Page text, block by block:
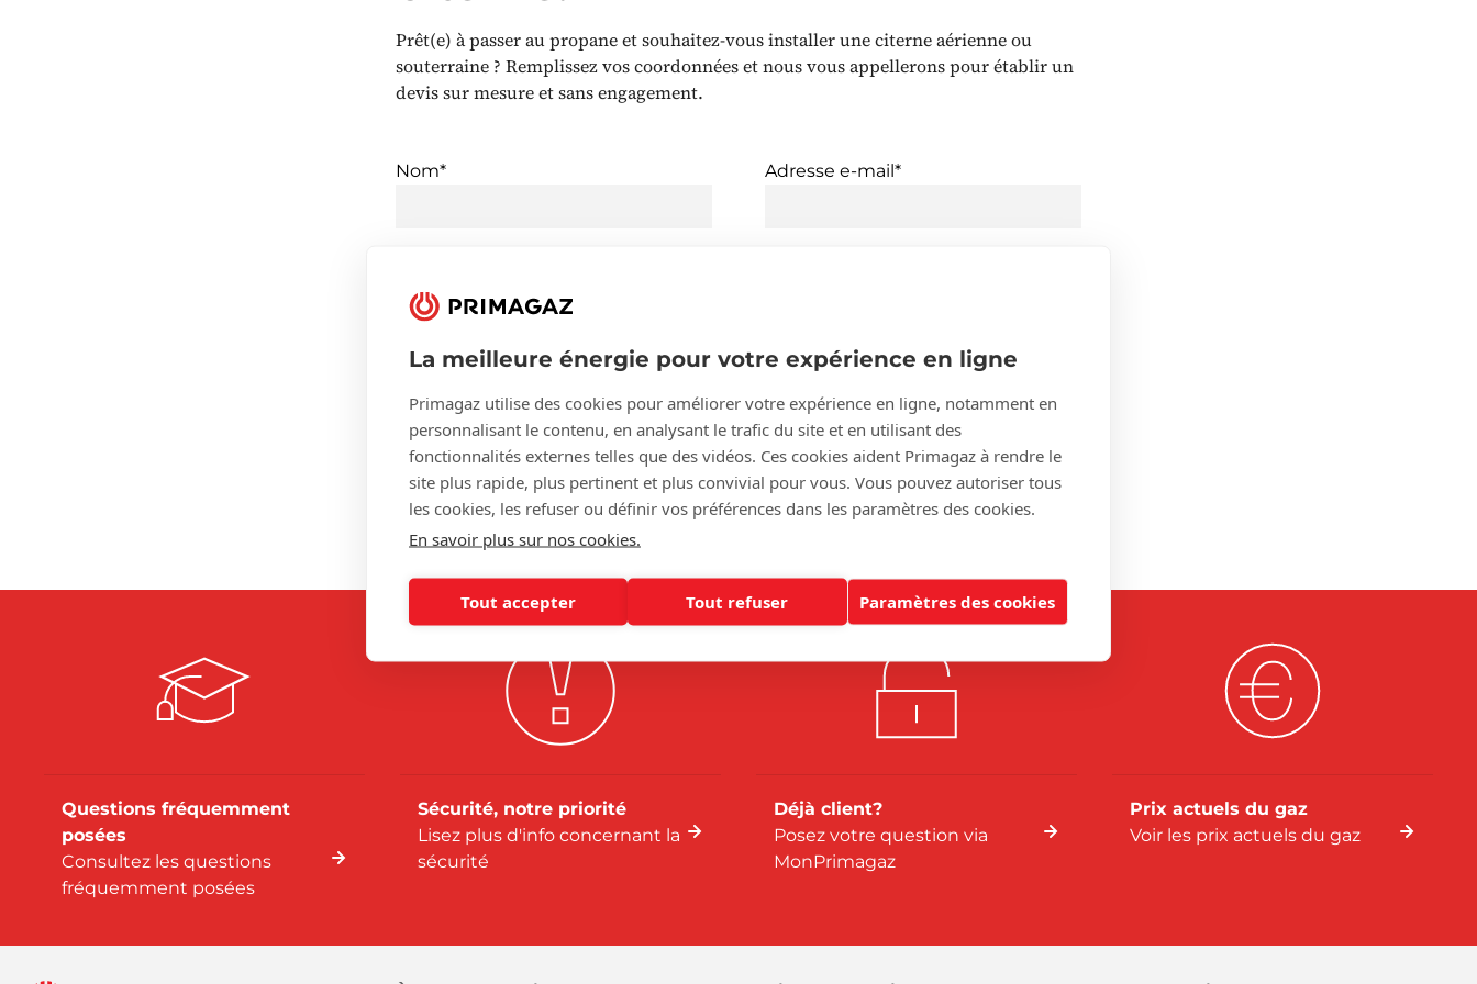
La meilleure énergie pour votre expérience en ligne
Primagaz utilise des cookies pour améliorer votre expérience en ligne, notamment en
personnalisant le contenu, en analysant le trafic du site et en utilisant des
fonctionnalités externes telles que des vidéos. Ces cookies aident Primagaz à rendre le
site plus rapide, plus pertinent et plus convivial pour vous. Vous pouvez autoriser tous
les cookies, les refuser ou définir vos préférences dans les paramètres des cookies.
En savoir plus sur nos cookies.
Tout accepter Tout refuser Paramètres des cookies
Prêt(e) à passer au propane et souhaitez-vous installer une citerne aérienne ou
souterraine ? Remplissez vos coordonnées et nous vous appellerons pour établir un
devis sur mesure et sans engagement.
Nom* Adresse e-mail*
informé(e) des actualités, produits et services intéressants pour
moi.
Contactez Primagaz
Questions fréquemment
posées
Consultez les questions
fréquemment posées
Sécurité, notre priorité
Lisez plus d'info concernant la
sécurité
Déjà client?
Posez votre question via
MonPrimagaz
Prix actuels du gaz
Voir les prix actuels du gaz